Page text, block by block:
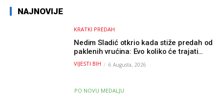
NAJNOVIJE
KRATKI PREDAH
Nedim Sladić otkrio kada stiže predah od
paklenih vrućina: Evo koliko će trajati
osvježenje u BiH
VIJESTI BIH 6 Augusta, 2026
PO NOVU MEDALJU